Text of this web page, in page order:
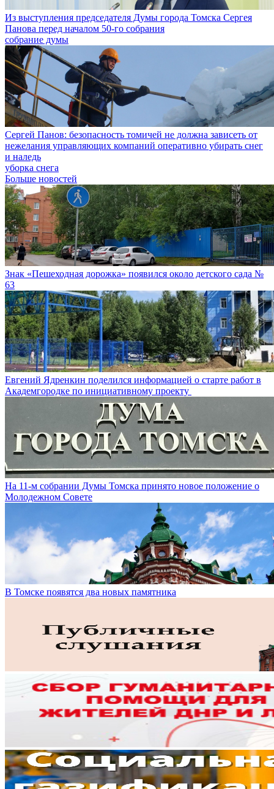
Из выступления председателя Думы города Томска Сергея
Панова перед началом 50-го собрания
собрание думы
Сергей Панов: безопасность томичей не должна зависеть от
нежелания управляющих компаний оперативно убирать снег
и наледь
уборка снега
Больше новостей
Знак «Пешеходная дорожка» появился около детского сада №
63
Евгений Ядренкин поделился информацией о старте работ в
Академгородке по инициативному проекту
На 11-м собрании Думы Томска принято новое положение о
Молодежном Совете
В Томске появятся два новых памятника